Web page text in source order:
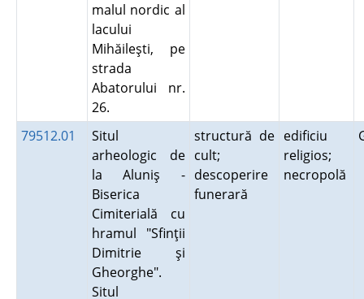
malul nordic al
lacului
Mihăileşti, pe
strada
Abatorului nr.
26.
79512.01
Situl
arheologic de
la Aluniş -
Biserica
Cimiterială cu
hramul "Sfinţii
Dimitrie şi
Gheorghe".
Situl
structură de
cult;
descoperire
funerară
edificiu
religios;
necropolă